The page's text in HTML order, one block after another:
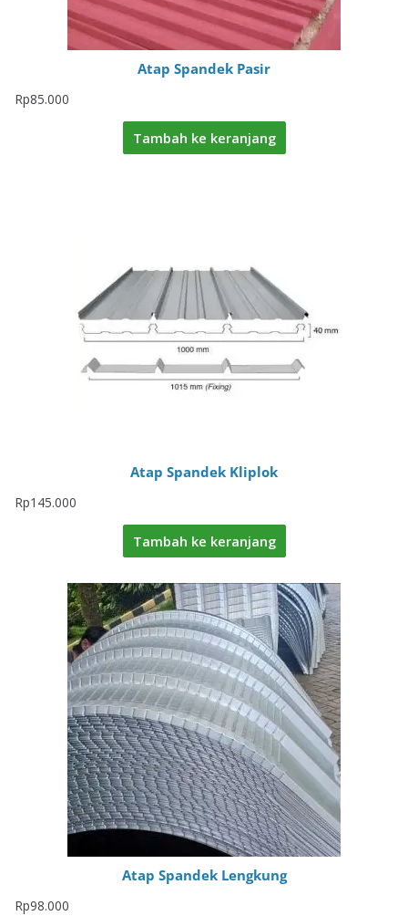
Atap Spandek Pasir
Rp85.000
Tambah ke keranjang
Atap Spandek Kliplok
Rp145.000
Tambah ke keranjang
Atap Spandek Lengkung
Rp98.000